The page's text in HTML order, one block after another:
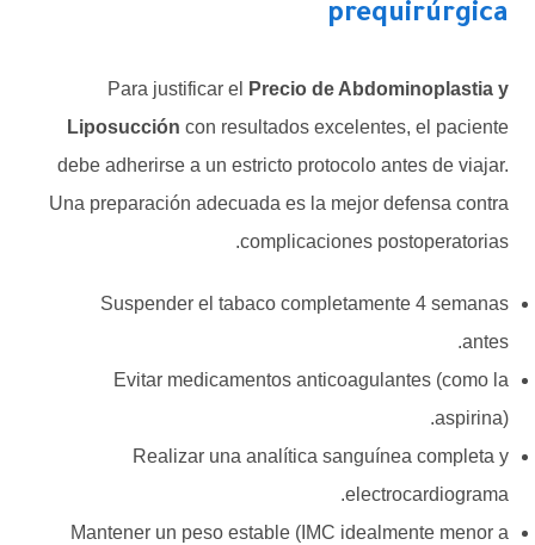
prequirúrgica
Para justificar el
Precio de Abdominoplastia y
Liposucción con resultados excelentes, el paciente
debe adherirse a un estricto protocolo antes de viajar.
Una preparación adecuada es la mejor defensa contra
complicaciones postoperatorias.
Suspender el tabaco completamente 4 semanas
antes.
Evitar medicamentos anticoagulantes (como la
aspirina).
Realizar una analítica sanguínea completa y
electrocardiograma.
Mantener un peso estable (IMC idealmente menor a